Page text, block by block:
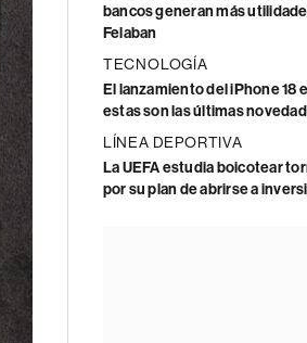
bancos generan más
Felaban
TECNOLOGÍA
El lanzamiento del iPhone 18
estas son las últimas
LÍNEA DEPORTIVA
La UEFA estudia boicotear
por su plan de abrirse a